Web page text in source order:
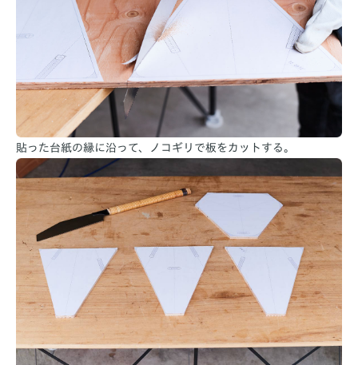
貼った台紙の縁に沿って、ノコギリで板をカットする。